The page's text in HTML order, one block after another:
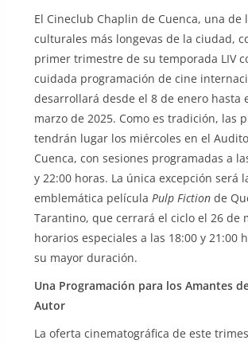
El Cineclub Chaplin de Cuenca, una de
culturales más longevas de la ciudad,
primer trimestre de su temporada LIV
cuidada programación de cine
desarrollará desde el 8 de enero hasta
marzo de 2025. Como es tradición, las
tendrán lugar los miércoles en el
Cuenca, con sesiones programadas a
y 22:00 horas. La única excepción será
emblemática película Pulp Fictionde
Tarantino, que cerrará el ciclo el 26 de
horarios especiales a las 18:00 y 21:00
su mayor duración.
Una Programación para los Amantes
Autor
La oferta cinematográfica de este